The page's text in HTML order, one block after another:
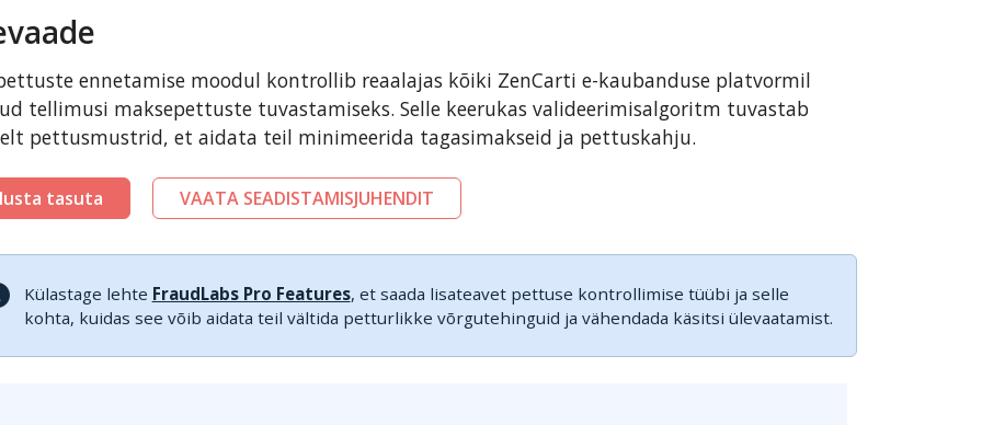
ennetamise moodul kontrollib reaalajas kõiki ZenCarti e-kaubanduse platvormil
tellimusi maksepettuste tuvastamiseks. Selle keerukas valideerimisalgoritm tuvastab
pettusmustrid, et aidata teil minimeerida tagasimakseid ja pettuskahju.
tasuta VAATA SEADISTAMISJUHENDIT
Külastage lehte FraudLabs Pro Features, et saada lisateavet pettuse kontrollimise tüübi ja selle
kohta, kuidas see võib aidata teil vältida petturlikke võrgutehinguid ja vähendada käsitsi ülevaatamist.